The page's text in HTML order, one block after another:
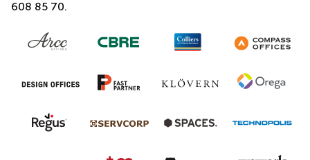
Умови співпраці
Політика конфіденційності
608 85 70.